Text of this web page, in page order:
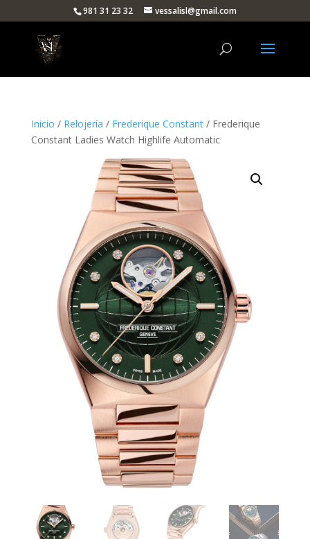
981 31 23 32 vessalisl@gmail.com
Inicio / Relojería / Frederique Constant/ Frederique
Constant Ladies Watch Highlife Automatic